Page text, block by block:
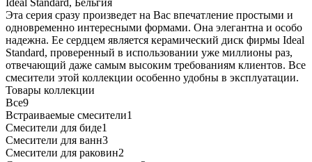
Эта серия сразу произведет на Вас впечатление простыми и
одновременно интересными формами. Она элегантна и особо
надежна. Ее сердцем является керамический диск фирмы Ideal
Standard, проверенный в использовании уже миллионы раз,
отвечающий даже самым высоким требованиям клиентов. Все
смесители этой коллекции особенно удобны в эксплуатации.
Товары коллекции
Все9
Встраиваемые смесители1
Смесители для биде1
Смесители для ванн3
Смесители для раковин2